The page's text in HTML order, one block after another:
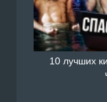
10 лучших